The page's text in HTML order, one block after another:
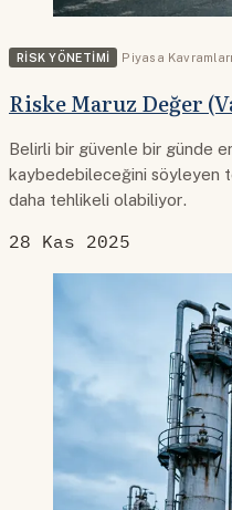
RISK YÖNETIMI Piyasa Kavramları
Riske Maruz Değer
Belirli bir güvenle bir günde
kaybedebileceğini söyleyen
daha tehlikeli olabiliyor.
28 Kas 2025